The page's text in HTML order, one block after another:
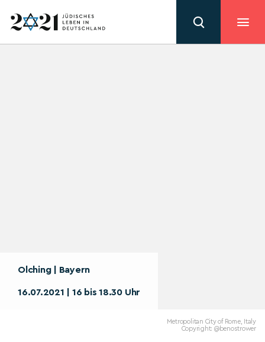
Olching | Bayern
16.07.2021 | 16 bis 18.30 Uhr
Metropolitan City of Rome, Italy
Copyright: @benostrower